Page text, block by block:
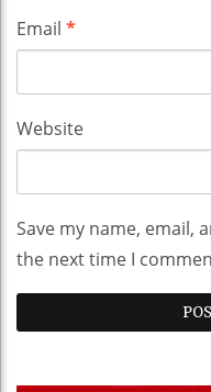
Email *
Website
Save my name, email,
the next time I